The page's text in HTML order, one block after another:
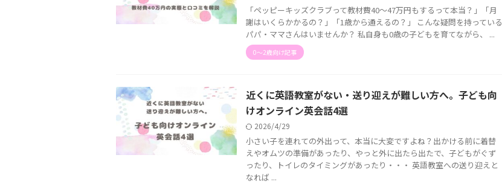
「ペッピーキッズクラブって教材費40〜47万円もするって本当？」「月
謝はいくらかかるの？」「1歳から通えるの？」 こんな疑問を持っている
パパ・ママさんはいませんか？ 私自身も0歳の子どもを育てながら、 ...
0〜2歳向け記事
近くに英語教室がない・送り迎えが難しい方へ。子ども向
けオンライン英会話4選
2026/4/29
小さい子を連れての外出って、本当に大変ですよね？出かける前に着替
えやオムツの準備があったり、やっと外に出たら出たで、子どもがぐず
ったり、トイレのタイミングがあったり・・・ 英語教室への送り迎えと
なれば ...